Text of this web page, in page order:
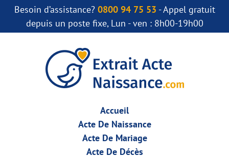
Besoin d’assistance? 0800 94 75 53 - Appel gratuit
depuis un poste fixe, Lun - ven : 8h00-19h00
Accueil
Acte De Naissance
Acte De Mariage
Acte De Décès